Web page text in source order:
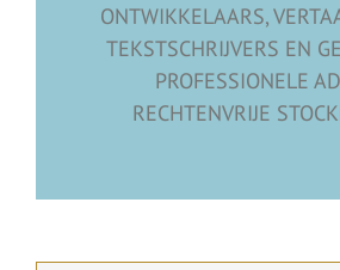
ONTWIKKELAARS,
TEKSTSCHRIJVERS EN
PROFESSIONELE
RECHTENVRIJE